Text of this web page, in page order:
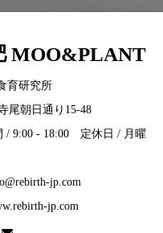
MOO&PLANT
育研究所
尾朝日通り15-48
/ 9:00 - 18:00 定休日 / 月曜
jp.com
jp.com